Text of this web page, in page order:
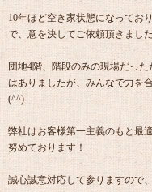
10年ほど空き家状態になってお
で、意を決してご依頼頂きました
団地4階、階段のみの現場だっ
はありましたが、みんなで力を
(^^)
弊社はお客様第一主義のもと最
努めております！
誠心誠意対応して参りますので